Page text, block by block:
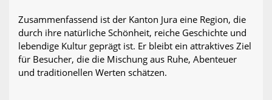
Zusammenfassend ist der Kanton Jura eine Region, die
durch ihre natürliche Schönheit, reiche Geschichte und
lebendige Kultur geprägt ist. Er bleibt ein attraktives Ziel
für Besucher, die die Mischung aus Ruhe, Abenteuer
und traditionellen Werten schätzen.